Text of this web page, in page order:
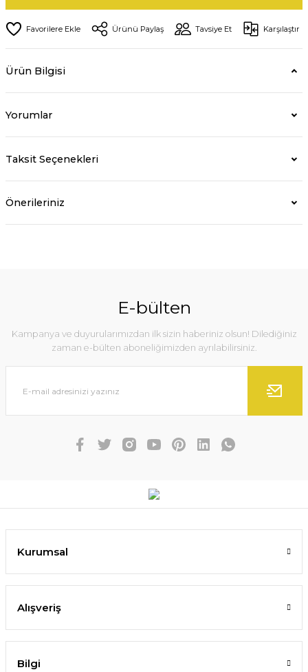
Ürünü Paylaş Tavsiye Et Karşılaştır
Ürün Bilgisi
Yorumlar
Taksit Seçenekleri
Önerileriniz
E-bülten
Kampanya ve duyurularımızdan ilk sizin haberiniz olsun! Dilediğiniz
zaman e-bülten aboneliğimizden ayrılabilirsiniz.
Kurumsal
Alışveriş
Bilgi